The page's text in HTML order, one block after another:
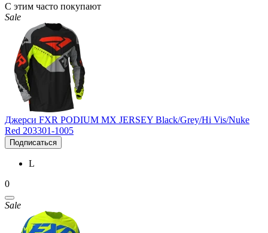
С этим часто покупают
Sale
Джерси FXR PODIUM MX JERSEY Black/Grey/Hi Vis/Nuke
Red 203301-1005
Подписаться
L
0
Sale